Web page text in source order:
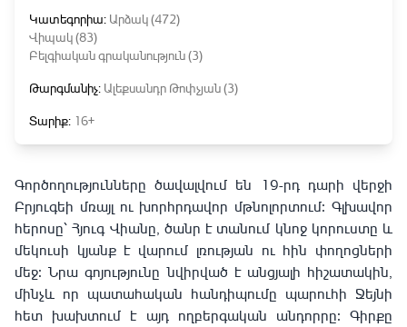
Կատեգորիա: Արձակ (472)
Վիպակ (83)
Բելգիական գրականություն (3)
Թարգմանիչ: Ալեքսանդր Թոփչյան (3)
Տարիք: 16+
Գործողությունները ծավալվում են 19-րդ դարի վերջի
Բրյուգեի մռայլ ու խորհրդավոր մթնոլորտում։ Գլխավոր
հերոսը՝ Հյուգ Վիանը, ծանր է տանում կնոջ կորուստը և
մեկուսի կյանք է վարում լռության ու հին փողոցների
մեջ։ Նրա գոյությունը նվիրված է անցյալի հիշատակին,
մինչև որ պատահական հանդիպումը պարուհի Ջեյնի
հետ խախտում է այդ ողբերգական անդորրը։ Գիրքը